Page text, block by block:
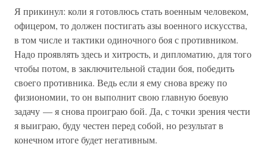
Я прикинул: коли я готовлюсь стать военным человеком,
офицером, то должен постигать азы военного искусства,
в том числе и тактики одиночного боя с противником.
Надо проявлять здесь и хитрость, и дипломатию, для того
чтобы потом, в заключительной стадии боя, победить
своего противника. Ведь если я ему снова врежу по
физиономии, то он выполнит свою главную боевую
задачу — я снова проиграю бой. Да, с точки зрения чести
я выиграю, буду честен перед собой, но результат в
конечном итоге будет негативным.